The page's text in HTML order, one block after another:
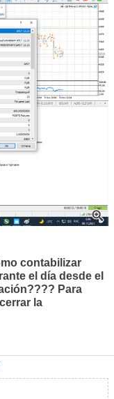
contabilizar
el día desde el
Para
la